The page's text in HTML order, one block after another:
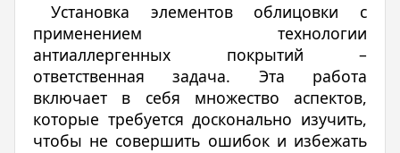
Установка элементов облицовки с
применением технологии
антиаллергенных покрытий –
ответственная задача. Эта работа
включает в себя множество аспектов,
которые требуется досконально изучить,
чтобы не совершить ошибок и избежать